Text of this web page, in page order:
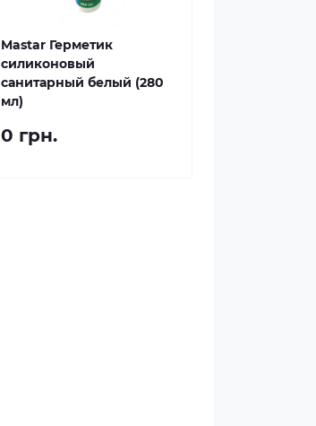
Mastar Герметик
силиконовый
санитарный белый (280
мл)
0 грн.